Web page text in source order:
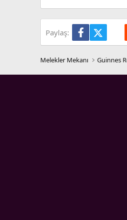
Paylaş: Facebook
X
Melekler Mekanı Guinnes